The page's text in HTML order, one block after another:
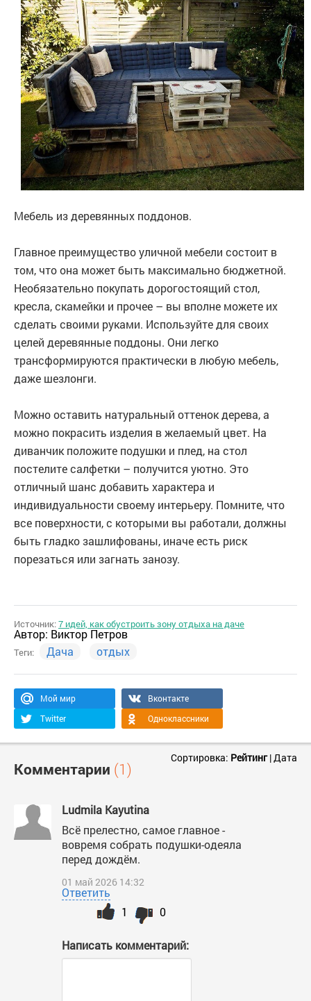
Мебель из деревянных поддонов.
Главное преимущество уличной мебели состоит в
том, что она может быть максимально бюджетной.
Необязательно покупать дорогостоящий стол,
кресла, скамейки и прочее – вы вполне можете их
сделать своими руками. Используйте для своих
целей деревянные поддоны. Они легко
трансформируются практически в любую мебель,
даже шезлонги.
Можно оставить натуральный оттенок дерева, а
можно покрасить изделия в желаемый цвет. На
диванчик положите подушки и плед, на стол
постелите салфетки – получится уютно. Это
отличный шанс добавить характера и
индивидуальности своему интерьеру. Помните, что
все поверхности, с которыми вы работали, должны
быть гладко зашлифованы, иначе есть риск
порезаться или загнать занозу.
Источник:7 идей, как обустроить зону отдыха на даче
Автор: Виктор Петров
Теги: Дача отдых
Мой мир
Вконтакте
Twitter
Одноклассники
Комментарии (1)
Сортировка: Рейтинг|Дата
Ludmila Kayutina
Всё прелестно, самое главное -
вовремя собрать подушки-одеяла
перед дождём.
01 май 2026 14:32
Ответить
0
1
Написать комментарий: